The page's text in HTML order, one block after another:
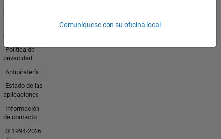
Comuníquese con su oficina local
confianza
comerciales
Política de
privacidad
Antipiratería
Estado de las
aplicaciones
Información
de contacto
© 1994-2026